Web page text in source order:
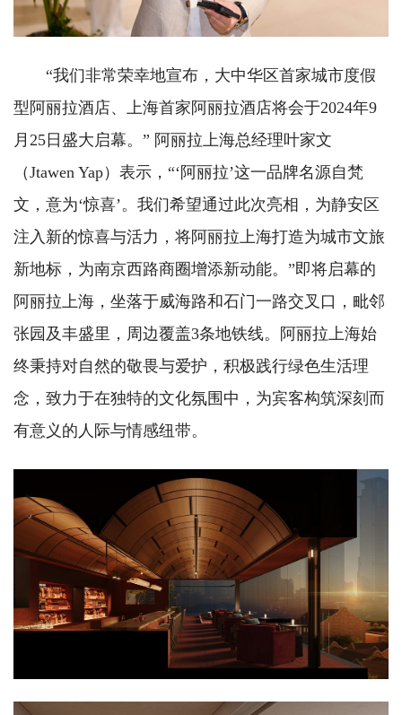
“我们非常荣幸地宣布，大中华区首家城市度假
型阿丽拉酒店、上海首家阿丽拉酒店将会于2024年9
月25日盛大启幕。” 阿丽拉上海总经理叶家文
（Jtawen Yap）表示，“‘阿丽拉’这一品牌名源自梵
文，意为‘惊喜’。我们希望通过此次亮相，为静安区
注入新的惊喜与活力，将阿丽拉上海打造为城市文旅
新地标，为南京西路商圈增添新动能。”即将启幕的
阿丽拉上海，坐落于威海路和石门一路交叉口，毗邻
张园及丰盛里，周边覆盖3条地铁线。阿丽拉上海始
终秉持对自然的敬畏与爱护，积极践行绿色生活理
念，致力于在独特的文化氛围中，为宾客构筑深刻而
有意义的人际与情感纽带。